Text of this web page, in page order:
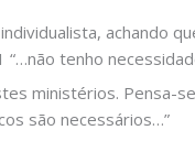
achando
tenho
ministérios. Pensa-
são necessários…”